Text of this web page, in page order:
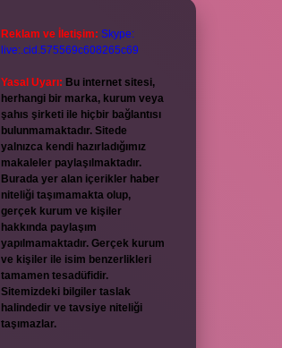
Reklam ve İletişim: Skype:
live:.cid.575569c608265c69
Yasal Uyarı: Bu internet sitesi,
herhangi bir marka, kurum veya
şahıs şirketi ile hiçbir bağlantısı
bulunmamaktadır. Sitede
yalnızca kendi hazırladığımız
makaleler paylaşılmaktadır.
Burada yer alan içerikler haber
niteliği taşımamakta olup,
gerçek kurum ve kişiler
hakkında paylaşım
yapılmamaktadır. Gerçek kurum
ve kişiler ile isim benzerlikleri
tamamen tesadüfidir.
Sitemizdeki bilgiler taslak
halindedir ve tavsiye niteliği
taşımazlar.